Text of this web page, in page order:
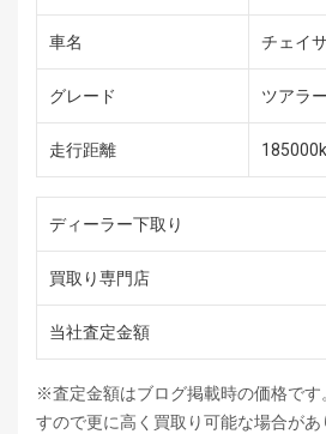
車名 チェイ
グレード ツアラ
走行距離
ディーラー下取り
買取り専門店
当社査定金額
※査定金額はブログ掲載時の価格です
すので更に高く買取り可能な場合があ